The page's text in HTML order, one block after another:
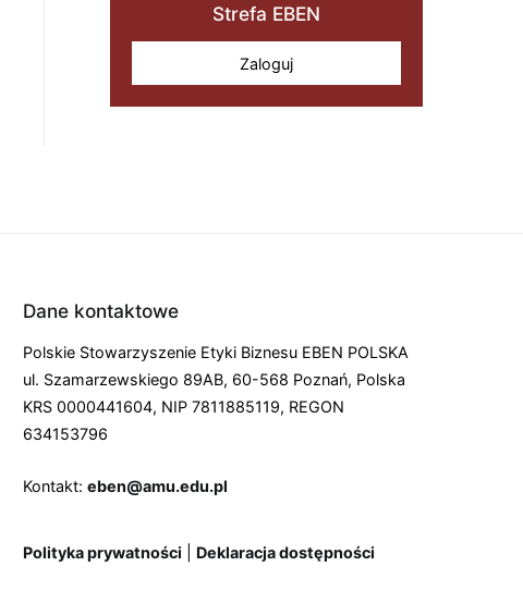
Strefa EBEN
Zaloguj
Dane kontaktowe
Polskie Stowarzyszenie Etyki Biznesu EBEN POLSKA
ul. Szamarzewskiego 89AB, 60-568 Poznań, Polska
KRS 0000441604, NIP 7811885119, REGON
634153796
Kontakt:eben@amu.edu.pl
Polityka prywatności Deklaracja dostępności